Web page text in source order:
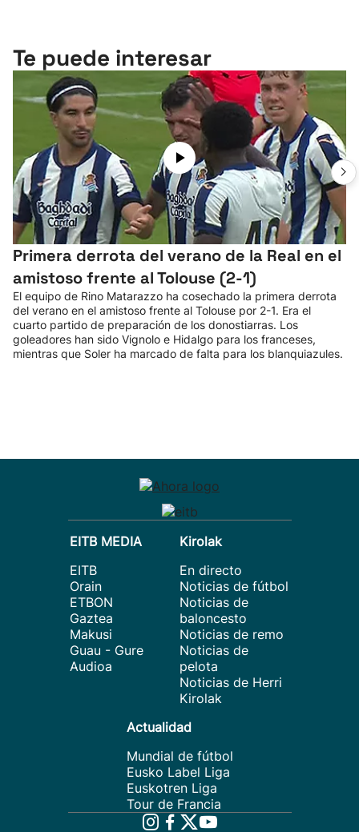
Te puede interesar
Primera derrota del verano de la Real en el
amistoso frente al Tolouse (2-1)
El equipo de Rino Matarazzo ha cosechado la primera derrota
del verano en el amistoso frente al Tolouse por 2-1. Era el
cuarto partido de preparación de los donostiarras. Los
goleadores han sido Vignolo e Hidalgo para los franceses,
mientras que Soler ha marcado de falta para los blanquiazules.
EITB MEDIA
EITB
Orain
ETBON
Gaztea
Makusi
Guau - Gure
Audioa
Kirolak
En directo
Noticias de fútbol
Noticias de
baloncesto
Noticias de remo
Noticias de
pelota
Noticias de Herri
Kirolak
Actualidad
Mundial de fútbol
Eusko Label Liga
Euskotren Liga
Tour de Francia